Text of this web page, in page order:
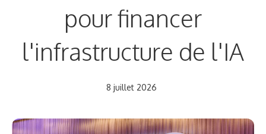
pour financer
l'infrastructure de l'IA
8 juillet 2026